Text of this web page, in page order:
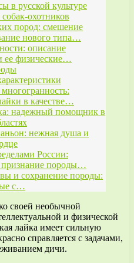
в русской культуре
охотников
пород: смешение
нового типа…
описание
ее физические…
в качестве…
надежный помощник в
нежная душа и
России:
признание породы…
и сохранение породы:
с…
своей необычной
и физической
лайка имеет сильную
справляется с задачами,
дичи.